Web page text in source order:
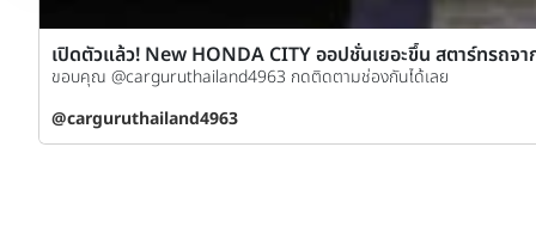
เปิดตัวแล้ว! New HONDA CITY ออปชั่นเยอะขึ้น สตาร์ทรถจา
ขอบคุณ @carguruthailand4963 กดติดตามช่องกันได้เลย
@carguruthailand4963